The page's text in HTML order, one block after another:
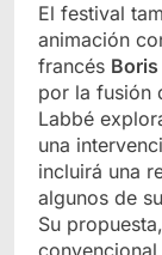
El festival
animación
francés
por la fusión
Labbé
una
incluirá una
algunos de
Su